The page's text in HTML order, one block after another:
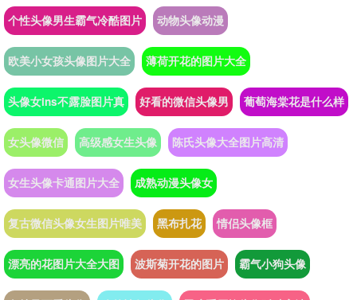
个性头像男生霸气冷酷图片 动物头像动漫
欧美小女孩头像图片大全 薄荷开花的图片大全
头像女ins不露脸图片真 好看的微信头像男 葡萄海棠花是什么样
女头像微信 高级感女生头像 陈氏头像大全图片高清
女生头像卡通图片大全 成熟动漫头像女
复古微信头像女生图片唯美 黑布扎花 情侣头像框
漂亮的花图片大全大图 波斯菊开花的图片 霸气小狗头像